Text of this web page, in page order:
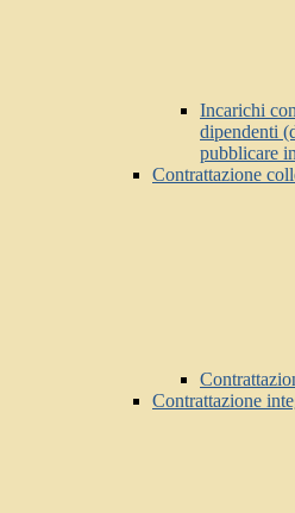
Incarichi
dipendenti
pubblicare
Contrattazione
Contrattazione